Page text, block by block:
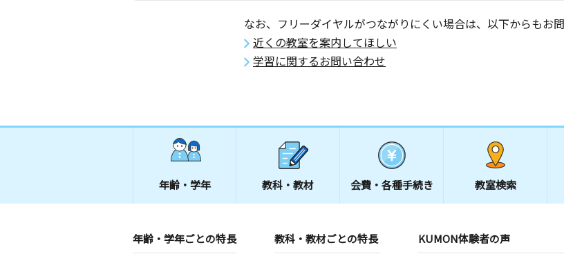
なお、フリーダイヤルがつながりにくい場合は、以下からもお
近くの教室を案内してほしい
学習に関するお問い合わせ
年齢・学年 教科・教材 会費・ 各種手続き 教室検索
年齢・学年ごとの特長 教科・教材ごとの特長 KUMON体験者の声